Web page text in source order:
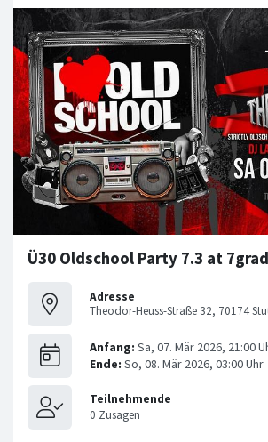
Ü30 Oldschool Party 7.3 at
Adresse
Theodor-Heuss-Straße 32, 70174